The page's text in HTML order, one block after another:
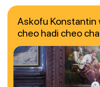
Askofu Konstantin
cheo hadi cheo